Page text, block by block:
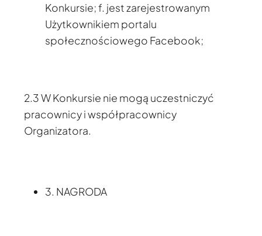
Konkursie; f. jest zarejestrowanym
Użytkownikiem portalu
społecznościowego Facebook;
2.3 W Konkursie nie mogą uczestniczyć
pracownicy i współpracownicy
Organizatora.
3. NAGRODA